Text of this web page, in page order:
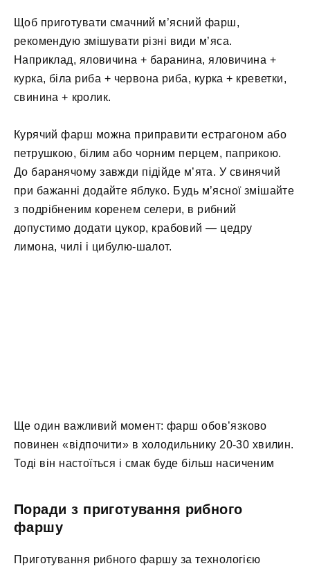
Щоб приготувати смачний м’ясний фарш,
рекомендую змішувати різні види м’яса.
Наприклад, яловичина + баранина, яловичина +
курка, біла риба + червона риба, курка + креветки,
свинина + кролик.
Курячий фарш можна приправити естрагоном або
петрушкою, білим або чорним перцем, паприкою.
До баранячому завжди підійде м’ята. У свинячий
при бажанні додайте яблуко. Будь м’ясної змішайте
з подрібненим коренем селери, в рибний
допустимо додати цукор, крабовий — цедру
лимона, чилі і цибулю-шалот.
Ще один важливий момент: фарш обов’язково
повинен «відпочити» в холодильнику 20-30 хвилин.
Тоді він настоїться і смак буде більш насиченим
Поради з приготування рибного
фаршу
Приготування рибного фаршу за технологією